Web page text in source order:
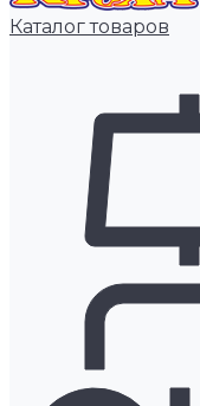
Каталог товаров